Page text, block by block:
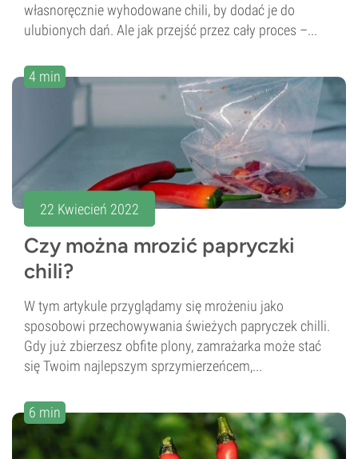
własnoręcznie wyhodowane chili, by dodać je do
ulubionych dań. Ale jak przejść przez cały proces –...
4 min
22 Kwiecień 2022
Czy można mrozić papryczki
chili?
W tym artykule przyglądamy się mrożeniu jako
sposobowi przechowywania świeżych papryczek chilli.
Gdy już zbierzesz obfite plony, zamrażarka może stać
się Twoim najlepszym sprzymierzeńcem,...
6 min